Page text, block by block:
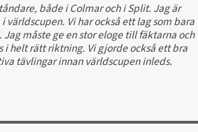
både i Colmar och i Split. Jag är
Vi har också ett lag som bara
måste ge en stor eloge till fäktarna och
i helt rätt riktning. Vi gjorde också ett bra
tävlingar innan världscupen inleds.